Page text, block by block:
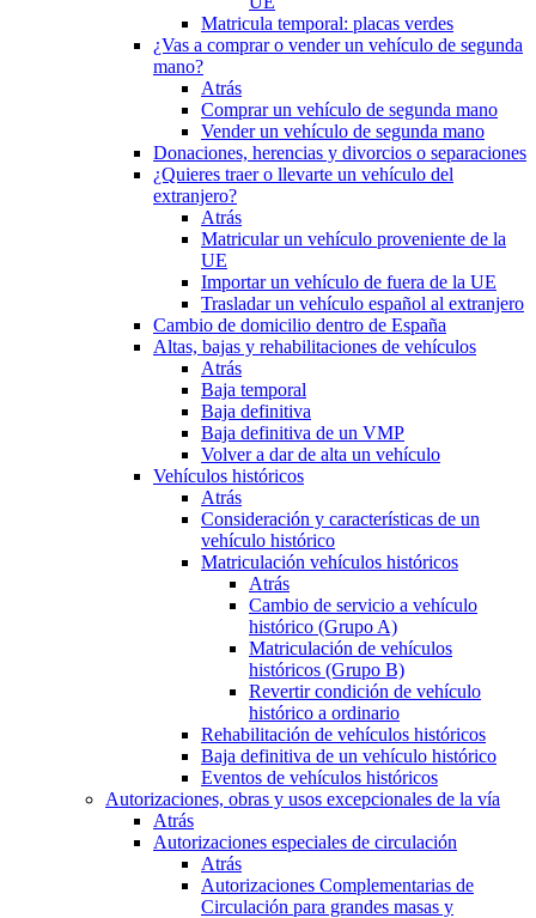
Matricula temporal: placas verdes
¿Vas a comprar o vender un vehículo de segunda
mano?
Atrás
Comprar un vehículo de segunda mano
Vender un vehículo de segunda mano
Donaciones, herencias y divorcios o separaciones
¿Quieres traer o llevarte un vehículo del
extranjero?
Atrás
Matricular un vehículo proveniente de la
UE
Importar un vehículo de fuera de la UE
Trasladar un vehículo español al extranjero
Cambio de domicilio dentro de España
Altas, bajas y rehabilitaciones de vehículos
Atrás
Baja temporal
Baja definitiva
Baja definitiva de un VMP
Volver a dar de alta un vehículo
Vehículos históricos
Atrás
Consideración y características de un
vehículo histórico
Matriculación vehículos históricos
Atrás
Cambio de servicio a vehículo
histórico (Grupo A)
Matriculación de vehículos
históricos (Grupo B)
Revertir condición de vehículo
histórico a ordinario
Rehabilitación de vehículos históricos
Baja definitiva de un vehículo histórico
Eventos de vehículos históricos
Autorizaciones, obras y usos excepcionales de la vía
Atrás
Autorizaciones especiales de circulación
Atrás
Autorizaciones Complementarias de
Circulación para grandes masas y